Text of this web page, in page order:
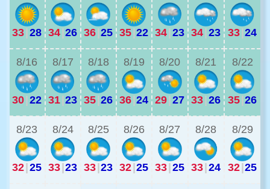
33|28 34|26 36|25 35|22 34|23 34|23 33|24
8/16
30|22
8/17
31|23
8/18
35|26
8/19
36|24
8/20
29|27
8/21
33|26
8/22
35|26
8/23
32|25
8/24
33|23
8/25
33|23
8/26
32|25
8/27
33|25
8/28
33|24
8/29
32|25